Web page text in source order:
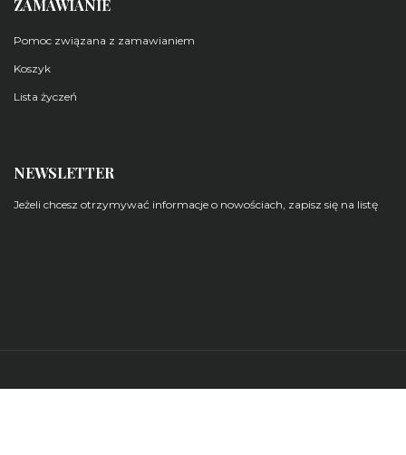
ZAMAWIANIE
Pomoc związana z zamawianiem
Koszyk
Lista życzeń
NEWSLETTER
Jeżeli chcesz otrzymywać informacje o nowościach, zapisz się na listę